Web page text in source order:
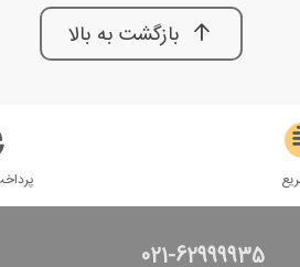
بازگشت به بالا
پرداخت
021-62999935